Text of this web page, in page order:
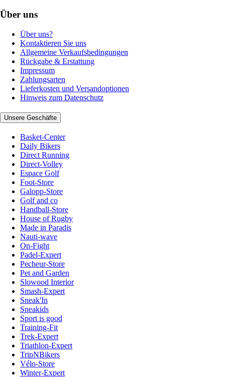
Über uns
Über uns?
Kontaktieren Sie uns
Allgemeine Verkaufsbedingungen
Rückgabe & Erstattung
Impressum
Zahlungsarten
Lieferkosten und Versandoptionen
Hinweis zum Datenschutz
Unsere Geschäfte
Basket-Center
Daily Bikers
Direct Running
Direct-Volley
Espace Golf
Foot-Store
Galopp-Store
Golf and co
Handball-Store
House of Rugby
Made in Paradis
Nauti-wave
On-Fight
Padel-Expert
Pecheur-Store
Pet and Garden
Slowood Interior
Smash-Expert
Sneak'In
Sneakids
Sport is good
Training-Fit
Trek-Expert
Triathlon-Expert
TripNBikers
Vélo-Store
Winter-Expert